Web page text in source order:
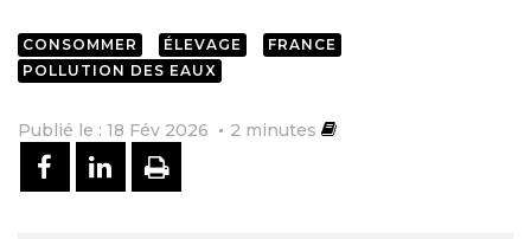
CONSOMMER ÉLEVAGE
FRANCE
POLLUTION DES EAUX
Publié le : 18 Fév 2026 2 minutes
PARTAGER SUR FACEBOOK
PARTAGER SUR LINKEDIN
IMPRIMER